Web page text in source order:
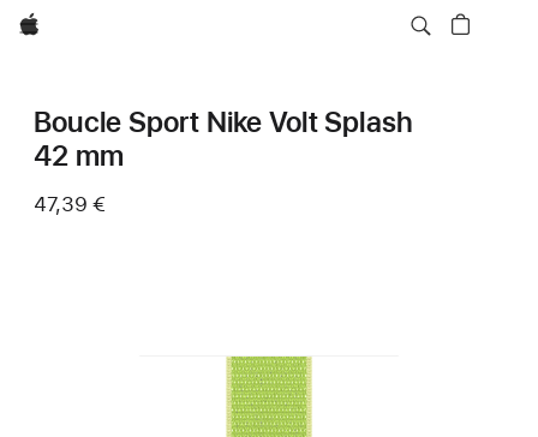
Apple
Boucle Sport Nike Volt Splash
42 mm
47,39 €